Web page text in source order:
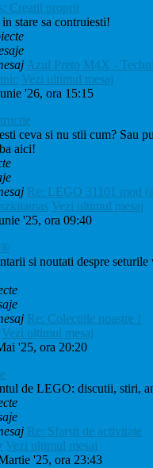
Creatii proprii
stare sa contruiesti!
Azul Preto M4X -
Vezi ultimul mesaj
'26, ora 15:15
ceva si nu stii cum? Sau
aici!
Re: LEGO 31101 mod
Vezi ultimul mesaj
'25, ora 09:40
si noutati despre seturile
Re: Colectiile noastre !
Vezi ultimul mesaj
'25, ora 20:20
de LEGO: discutii, stiri,
Re: Sfarsit de activitate
Vezi ultimul mesaj
'25, ora 23:43